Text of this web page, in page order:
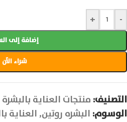
-
+
إضافة إلى
شراء الآن
التصنيف: منتجات العناية بالبشرة
الوسوم: البشره روتين, العناية